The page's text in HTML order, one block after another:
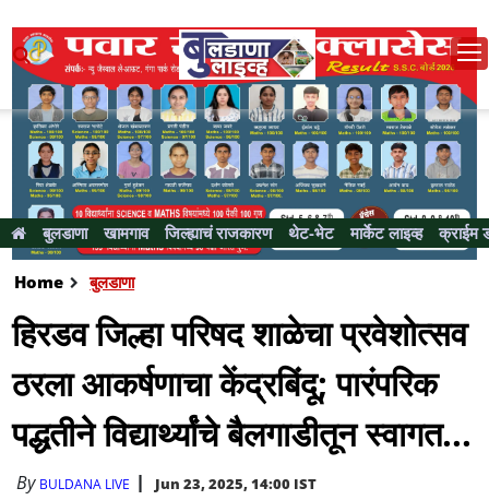
बुलडाणा खामगाव जिल्ह्याचं राजकारण थेट-भेट मार्केट लाइव्ह क्राईम
Home बुलडाणा
हिरडव जिल्हा परिषद शाळेचा प्रवेशोत्सव
ठरला आकर्षणाचा केंद्रबिंदू; पारंपरिक
पद्धतीने विद्यार्थ्यांचे बैलगाडीतून स्वागत...
By BULDANA LIVE Jun 23, 2025, 14:00 IST